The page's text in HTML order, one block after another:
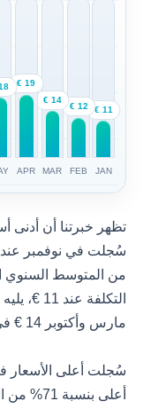
11 €
JAN
12 €
FEB
14 €
MAR
19 €
APR
€
تظهر خبرتنا أن أدنى
مارس وأكتوبر 14 € في اليوم لكل منهما.
أعلى